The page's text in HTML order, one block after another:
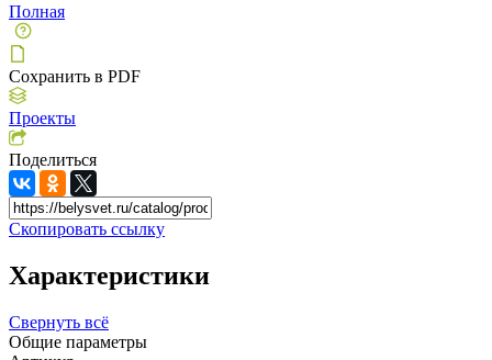
Полная
Сохранить в PDF
Проекты
Поделиться
Скопировать ссылку
Характеристики
Свернуть всё
Общие параметры